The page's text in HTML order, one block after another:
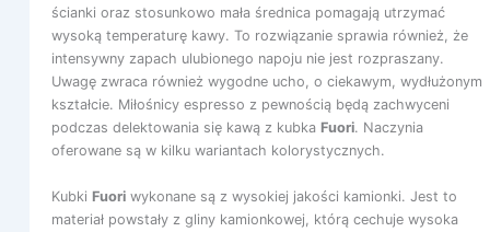
ścianki oraz stosunkowo mała średnica pomagają utrzymać
wysoką temperaturę kawy. To rozwiązanie sprawia również, że
intensywny zapach ulubionego napoju nie jest rozpraszany.
Uwagę zwraca również wygodne ucho, o ciekawym, wydłużonym
kształcie. Miłośnicy espresso z pewnością będą zachwyceni
podczas delektowania się kawą z kubka Fuori. Naczynia
oferowane są w kilku wariantach kolorystycznych.
Kubki Fuoriwykonane są z wysokiej jakości kamionki. Jest to
materiał powstały z gliny kamionkowej, którą cechuje wysoka